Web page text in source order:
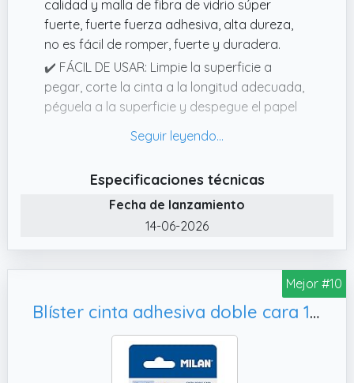
calidad y malla de fibra de vidrio súper
fuerte, fuerte fuerza adhesiva, alta dureza,
no es fácil de romper, fuerte y duradera.
✔️ FÁCIL DE USAR: Limpie la superficie a
pegar, corte la cinta a la longitud adecuada,
péguela a la superficie y despegue el papel
artículo a la cinta y presiónelo firmemente.
hace especialmente para ser pesado,
engrosada altas propiedades adhesivas,
adhesividad de doble cara estable, que es
una opción ideal para pegar objetos
✔️ FÁCIL DE DESGARRAR: Se puede arrancar
fácilmente con la mano, no queda
fácil de limpiar.
✔️ CONTENIDO DEL PAQUETE: Usted recibirá
Especificaciones técnicas
Fecha de lanzamiento
14-06-2026
Mejor #10
Blíster cinta adhesiva doble cara 15 mm x 10 m